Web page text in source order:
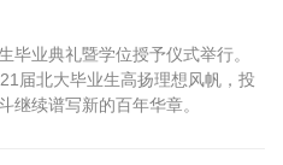
毕业典礼暨学位授予仪式举行。
届北大毕业生高扬理想风帆，投
继续谱写新的百年华章。